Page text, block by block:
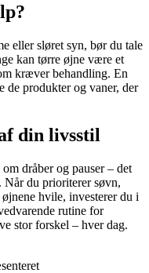
eller sløret syn, bør du tale
kan tørre øjne være et
kræver behandling. En
de produkter og vaner, der
din livsstil
dråber og pauser – det
Når du prioriterer søvn,
hvile, investerer du i
rutine for
stor forskel – hver dag.